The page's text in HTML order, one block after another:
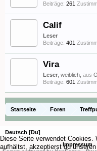
Beiträge: 261
Calif
Leser
Beiträge: 401
Vira
Leser , weiblich, aus
Beiträge: 601
Startseite Foren
Orchideenfotos
Deutsch [Du]
Impressum
Diese Seite verwendet
aufhältst, akzeptierst du